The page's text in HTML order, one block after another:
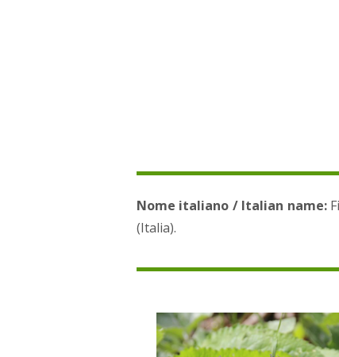
Nome italiano / Italian name:
(Italia).